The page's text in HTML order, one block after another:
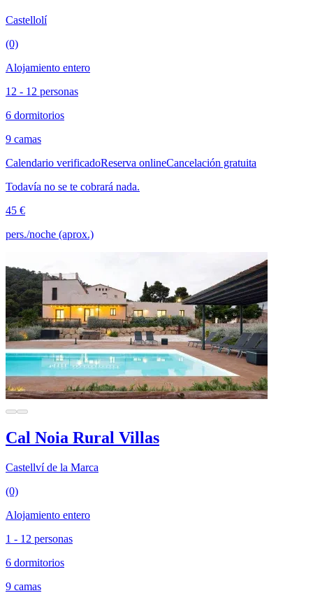
Castellolí
(0)
Alojamiento entero
12 - 12 personas
6 dormitorios
9 camas
Calendario verificadoReserva onlineCancelación gratuita
Todavía no se te cobrará nada.
45 €
pers./noche (aprox.)
Cal Noia Rural Villas
Castellví de la Marca
(0)
Alojamiento entero
1 - 12 personas
6 dormitorios
9 camas